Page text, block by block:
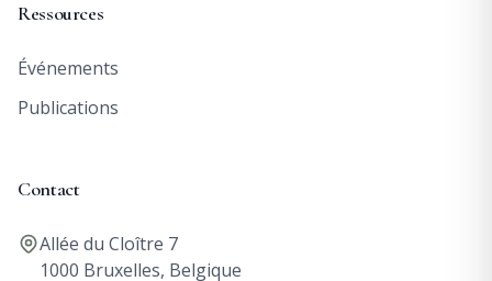
Ressources
Événements
Publications
Contact
Allée du Cloître 7
1000 Bruxelles, Belgique